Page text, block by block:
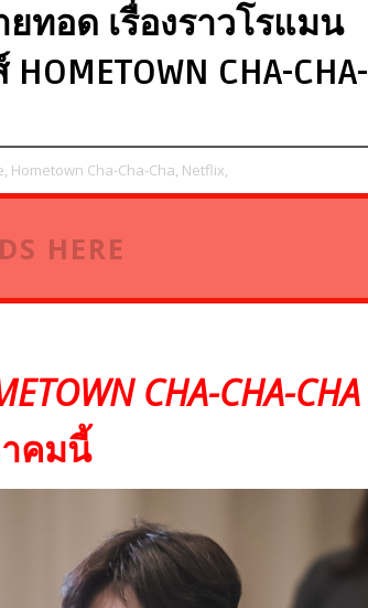
ทอด เรื่องราวโรแมน
CHA-CHA-
Hometown Cha-Cha-Cha, Netflix,
HERE
CHA-CHA-CHA
คมนี้